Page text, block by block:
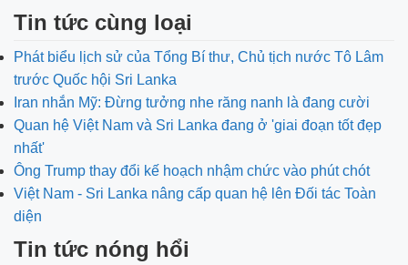
Tin tức cùng loại
Phát biểu lịch sử của Tổng Bí thư, Chủ tịch nước Tô Lâm
trước Quốc hội Sri Lanka
Iran nhắn Mỹ: Đừng tưởng nhe răng nanh là đang cười
Quan hệ Việt Nam và Sri Lanka đang ở 'giai đoạn tốt đẹp
nhất'
Ông Trump thay đổi kế hoạch nhậm chức vào phút chót
Việt Nam - Sri Lanka nâng cấp quan hệ lên Đối tác Toàn
diện
Tin tức nóng hổi